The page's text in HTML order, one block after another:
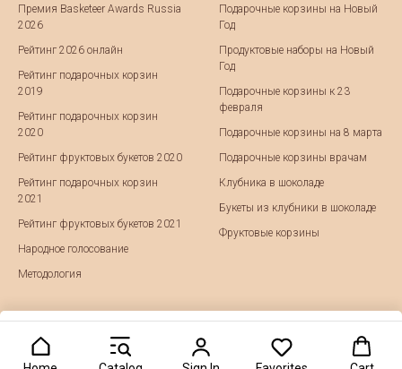
Купить
Премия Basketeer Awards Russia
2026
Рейтинг 2026 онлайн
Рейтинг подарочных корзин
2019
Рейтинг подарочных корзин
2020
Рейтинг фруктовых букетов 2020
Рейтинг подарочных корзин
2021
Рейтинг фруктовых букетов 2021
Народное голосование
Методология
Подарочные корзины на Новый
Год
Продуктовые наборы на Новый
Год
Подарочные корзины к 23
февраля
Подарочные корзины на 8 марта
Подарочные корзины врачам
Клубника в шоколаде
Букеты из клубники в шоколаде
Фруктовые корзины